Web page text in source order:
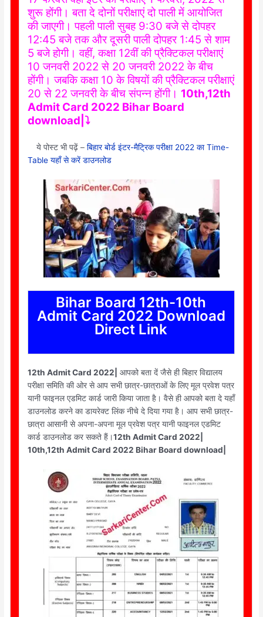
शुरू होंगी। बता दे दोनों परीक्षाएं दो पाली में आयोजित
की जाएगी। पहली पाली सुबह 9:30 बजे से दोपहर
12:45 बजे तक और दूसरी पाली दोपहर 1:45 से शाम
5 बजे होगी। वहीं, कक्षा 12वीं की प्रैक्टिकल परीक्षाएं
10 जनवरी 2022 से 20 जनवरी 2022 के बीच
होंगी। जबकि कक्षा 10 के विषयों की प्रैक्टिकल परीक्षाएं
20 से 22 जनवरी के बीच संपन्न होंगी। 10th,12th
Admit Card 2022 Bihar Board
download|⤵️
ये पोस्ट भी पढ़ें –बिहार बोर्ड इंटर-मैट्रिक परीक्षा 2022 का Time-
Table यहाँ से करें डाउनलोड
Bihar Board 12th-10th
Admit Card 2022 Download
Direct Link
12th Admit Card 2022|
आपको बता दें जैसे ही बिहार विद्यालय
परीक्षा समिति की ओर से आप सभी छात्र-छात्राओं के लिए मूल प्रवेश पत्र
यानी फाइनल एडमिट कार्ड जारी किया जाता है। वैसे ही आपको बता दे यहाँ
डाउनलोड करने का डायरेक्ट लिंक नीचे दे दिया गया है। आप सभी छात्र-
छात्रा आसानी से अपना-अपना मूल प्रवेश पत्र यानी फाइनल एडमिट
कार्ड डाउनलोड कर सकते हैं।12th Admit Card 2022|
10th,12th Admit Card 2022 Bihar Board download|